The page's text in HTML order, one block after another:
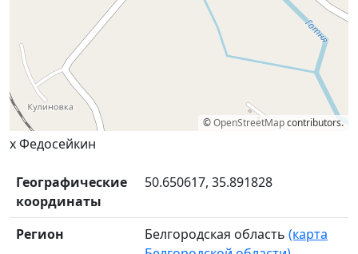
©OpenStreetMapcontributors.
х Федосейкин
Географические
координаты
50.650617, 35.891828
Регион Белгородская область (карта